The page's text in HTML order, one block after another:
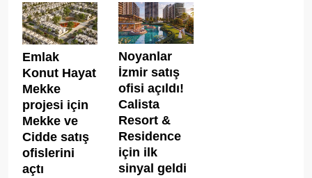
Emlak
Konut Hayat
Mekke
projesi için
Mekke ve
Cidde satış
ofislerini
açtı
Noyanlar
İzmir satış
ofisi açıldı!
Calista
Resort &
Residence
için ilk
sinyal geldi